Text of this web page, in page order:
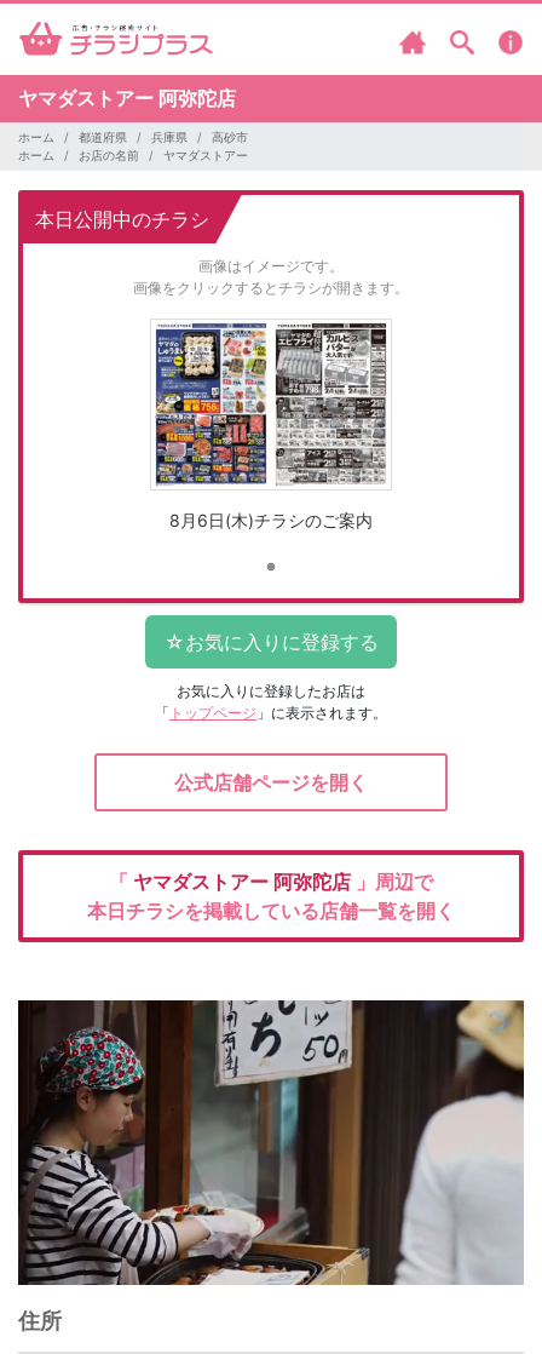
ヤマダストアー 阿弥陀店
ホーム 都道府県 兵庫県
高砂市
ホーム
お店の名前 ヤマダストアー
本日公開中のチラシ
画像はイメージです。
画像をクリックするとチラシが開きます。
8月6日(木)チラシのご案内
お気に入りに登録したお店は
「 トップページ 」に表示されます。
公式店舗ページを開く
「 ヤマダストアー 阿弥陀店 」周辺で
本日チラシを掲載している店舗一覧を開く
住所